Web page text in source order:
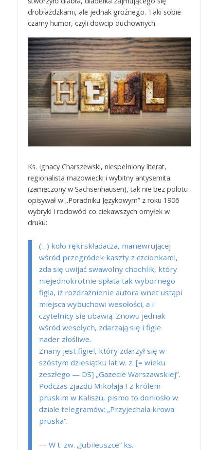
drobiażdżkami, ale jednak groźnego. Taki sobie
czarny humor, czyli dowcip duchownych.
Ks. Ignacy Charszewski, niespełniony literat,
regionalista mazowiecki i wybitny antysemita
(zamęczony w Sachsenhausen), tak nie bez polotu
opisywał w „Poradniku Językowym” z roku 1906
wybryki i rodowód co ciekawszych omyłek w
druku:
(…) koło ręki składacza, manewrującej
wśród przegródek kaszty z czcionkami,
zda się uwijać swawolny chochlik, który
niejednokrotnie spłata tak wybornego
figla, iż rozdrażnienie autora wnet ustąpi
miejsca wybuchowi wesołości, a i
czytelnicy się ubawią. Znowu jednak
wśród wesołych, zdarzają się i figle
nader złośliwe.
Znany jest figiel, który zdarzył się w
szóstym dziesiątku lat w. z. [= wieku
zeszłego — DS] „Gazecie Warszawskiej”.
Podczas zjazdu Mikołaja I z królem
pruskim w Kaliszu, pismo to doniosło w
dziale telegramów: „Przyjechała krowa
pruska”.
— W t. zw. „Jubileuszce” ks.